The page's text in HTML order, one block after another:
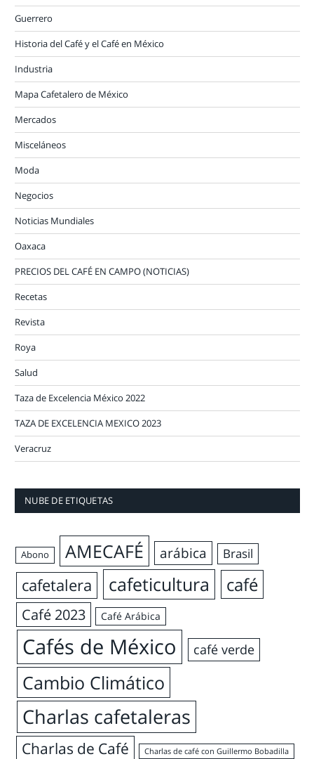
Guerrero
Historia del Café y el Café en México
Industria
Mapa Cafetalero de México
Mercados
Misceláneos
Moda
Negocios
Noticias Mundiales
Oaxaca
PRECIOS DEL CAFÉ EN CAMPO (NOTICIAS)
Recetas
Revista
Roya
Salud
Taza de Excelencia México 2022
TAZA DE EXCELENCIA MEXICO 2023
Veracruz
NUBE DE ETIQUETAS
Abono AMECAFÉ arábica Brasil
cafetalera cafeticultura café
Café 2023 Café Arábica
Cafés de México café verde
Cambio Climático
Charlas cafetaleras
Charlas de Café Charlas de café con Guillermo Bobadilla